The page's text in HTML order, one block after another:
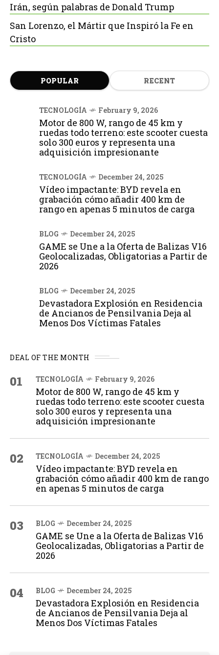
Irán, según palabras de Donald Trump
San Lorenzo, el Mártir que Inspiró la Fe en
Cristo
POPULAR RECENT
TECNOLOGÍA February 9, 2026
Motor de 800 W, rango de 45 km y
ruedas todo terreno: este scooter cuesta
solo 300 euros y representa una
adquisición impresionante
TECNOLOGÍA December 24, 2025
Vídeo impactante: BYD revela en
grabación cómo añadir 400 km de
rango en apenas 5 minutos de carga
BLOG December 24, 2025
GAME se Une a la Oferta de Balizas V16
Geolocalizadas, Obligatorias a Partir de
2026
BLOG December 24, 2025
Devastadora Explosión en Residencia
de Ancianos de Pensilvania Deja al
Menos Dos Víctimas Fatales
DEAL OF THE MONTH
01 TECNOLOGÍA February 9, 2026
Motor de 800 W, rango de 45 km y
ruedas todo terreno: este scooter cuesta
solo 300 euros y representa una
adquisición impresionante
02 TECNOLOGÍA December 24, 2025
Vídeo impactante: BYD revela en
grabación cómo añadir 400 km de rango
en apenas 5 minutos de carga
03 BLOG December 24, 2025
GAME se Une a la Oferta de Balizas V16
Geolocalizadas, Obligatorias a Partir de
2026
04 BLOG December 24, 2025
Devastadora Explosión en Residencia
de Ancianos de Pensilvania Deja al
Menos Dos Víctimas Fatales